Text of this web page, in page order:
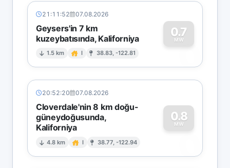
21:11:52 07.08.2026
Geysers'in 7 km
kuzeybatısında, Kaliforniya
1.5 km I 38.83, -122.81
0.7
MW
0
20:52:20 07.08.2026
Cloverdale'nin 8 km doğu-
güneydoğusunda,
Kaliforniya
4.8 km I 38.77, -122.94
0.8
MW
0